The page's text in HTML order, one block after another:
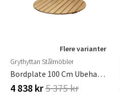
Flere varianter
Grythyttan Stålmöbler
Bordplate 100 Cm Ubehandlet Eik
4 838 kr5 375 kr